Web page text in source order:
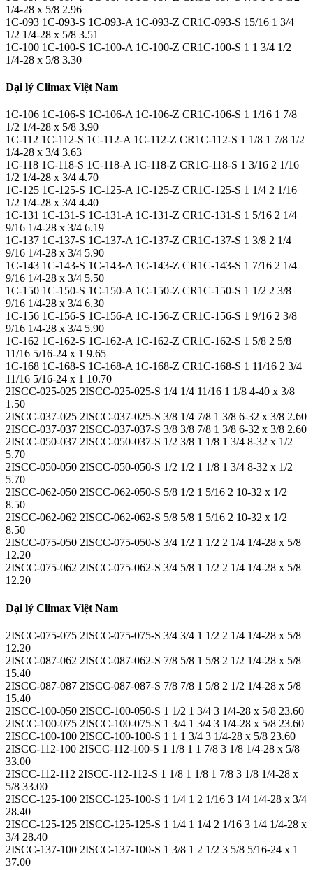
1/4-28 x 5/8 2.96
1C-093 1C-093-S 1C-093-A 1C-093-Z CR1C-093-S 15/16 1 3/4
1/2 1/4-28 x 5/8 3.51
1C-100 1C-100-S 1C-100-A 1C-100-Z CR1C-100-S 1 1 3/4 1/2
1/4-28 x 5/8 3.30
Đại lý Climax Việt Nam
1C-106 1C-106-S 1C-106-A 1C-106-Z CR1C-106-S 1 1/16 1 7/8
1/2 1/4-28 x 5/8 3.90
1C-112 1C-112-S 1C-112-A 1C-112-Z CR1C-112-S 1 1/8 1 7/8 1/2
1/4-28 x 3/4 3.63
1C-118 1C-118-S 1C-118-A 1C-118-Z CR1C-118-S 1 3/16 2 1/16
1/2 1/4-28 x 3/4 4.70
1C-125 1C-125-S 1C-125-A 1C-125-Z CR1C-125-S 1 1/4 2 1/16
1/2 1/4-28 x 3/4 4.40
1C-131 1C-131-S 1C-131-A 1C-131-Z CR1C-131-S 1 5/16 2 1/4
9/16 1/4-28 x 3/4 6.19
1C-137 1C-137-S 1C-137-A 1C-137-Z CR1C-137-S 1 3/8 2 1/4
9/16 1/4-28 x 3/4 5.90
1C-143 1C-143-S 1C-143-A 1C-143-Z CR1C-143-S 1 7/16 2 1/4
9/16 1/4-28 x 3/4 5.50
1C-150 1C-150-S 1C-150-A 1C-150-Z CR1C-150-S 1 1/2 2 3/8
9/16 1/4-28 x 3/4 6.30
1C-156 1C-156-S 1C-156-A 1C-156-Z CR1C-156-S 1 9/16 2 3/8
9/16 1/4-28 x 3/4 5.90
1C-162 1C-162-S 1C-162-A 1C-162-Z CR1C-162-S 1 5/8 2 5/8
11/16 5/16-24 x 1 9.65
1C-168 1C-168-S 1C-168-A 1C-168-Z CR1C-168-S 1 11/16 2 3/4
11/16 5/16-24 x 1 10.70
2ISCC-025-025 2ISCC-025-025-S 1/4 1/4 11/16 1 1/8 4-40 x 3/8
1.50
2ISCC-037-025 2ISCC-037-025-S 3/8 1/4 7/8 1 3/8 6-32 x 3/8 2.60
2ISCC-037-037 2ISCC-037-037-S 3/8 3/8 7/8 1 3/8 6-32 x 3/8 2.60
2ISCC-050-037 2ISCC-050-037-S 1/2 3/8 1 1/8 1 3/4 8-32 x 1/2
5.70
2ISCC-050-050 2ISCC-050-050-S 1/2 1/2 1 1/8 1 3/4 8-32 x 1/2
5.70
2ISCC-062-050 2ISCC-062-050-S 5/8 1/2 1 5/16 2 10-32 x 1/2
8.50
2ISCC-062-062 2ISCC-062-062-S 5/8 5/8 1 5/16 2 10-32 x 1/2
8.50
2ISCC-075-050 2ISCC-075-050-S 3/4 1/2 1 1/2 2 1/4 1/4-28 x 5/8
12.20
2ISCC-075-062 2ISCC-075-062-S 3/4 5/8 1 1/2 2 1/4 1/4-28 x 5/8
12.20
Đại lý Climax Việt Nam
2ISCC-075-075 2ISCC-075-075-S 3/4 3/4 1 1/2 2 1/4 1/4-28 x 5/8
12.20
2ISCC-087-062 2ISCC-087-062-S 7/8 5/8 1 5/8 2 1/2 1/4-28 x 5/8
15.40
2ISCC-087-087 2ISCC-087-087-S 7/8 7/8 1 5/8 2 1/2 1/4-28 x 5/8
15.40
2ISCC-100-050 2ISCC-100-050-S 1 1/2 1 3/4 3 1/4-28 x 5/8 23.60
2ISCC-100-075 2ISCC-100-075-S 1 3/4 1 3/4 3 1/4-28 x 5/8 23.60
2ISCC-100-100 2ISCC-100-100-S 1 1 1 3/4 3 1/4-28 x 5/8 23.60
2ISCC-112-100 2ISCC-112-100-S 1 1/8 1 1 7/8 3 1/8 1/4-28 x 5/8
33.00
2ISCC-112-112 2ISCC-112-112-S 1 1/8 1 1/8 1 7/8 3 1/8 1/4-28 x
5/8 33.00
2ISCC-125-100 2ISCC-125-100-S 1 1/4 1 2 1/16 3 1/4 1/4-28 x 3/4
28.40
2ISCC-125-125 2ISCC-125-125-S 1 1/4 1 1/4 2 1/16 3 1/4 1/4-28 x
3/4 28.40
2ISCC-137-100 2ISCC-137-100-S 1 3/8 1 2 1/2 3 5/8 5/16-24 x 1
37.00